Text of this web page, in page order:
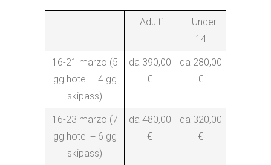
Adulti
Under
14
16-21 marzo (5
gg hotel + 4 gg
skipass)
da 390,00
€
da 280,00
€
16-23 marzo (7
gg hotel + 6 gg
skipass)
da 480,00
€
da 320,00
€